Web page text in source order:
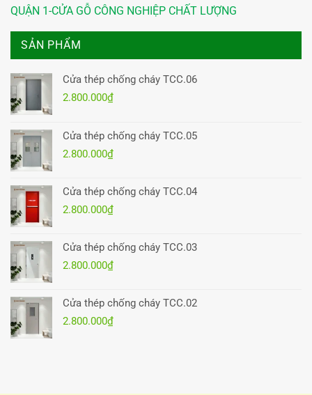
QUẬN 1-CỬA GỖ CÔNG NGHIỆP CHẤT LƯỢNG
SẢN PHẨM
Cửa thép chống cháy TCC.06
2.800.000₫
Cửa thép chống cháy TCC.05
2.800.000₫
Cửa thép chống cháy TCC.04
2.800.000₫
Cửa thép chống cháy TCC.03
2.800.000₫
Cửa thép chống cháy TCC.02
2.800.000₫